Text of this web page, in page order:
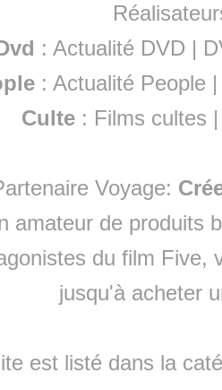
: Actualité DVD |
:Actualité People
Culte : Films cultes
Voyage:
amateur de produits
du film Five,
jusqu'à acheter
est listé dans la